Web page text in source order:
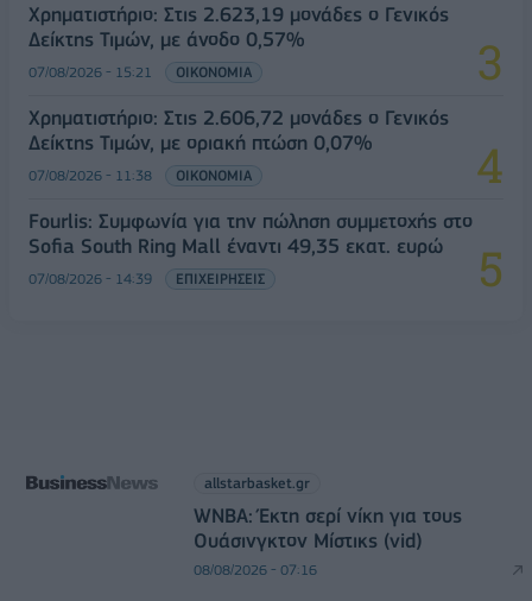
Χρηματιστήριο: Στις 2.623,19 μονάδες ο Γενικός
Δείκτης Τιμών, με άνοδο 0,57%
07/08/2026 - 15:21 ΟΙΚΟΝΟΜΙΑ
Χρηματιστήριο: Στις 2.606,72 μονάδες ο Γενικός
Δείκτης Τιμών, με οριακή πτώση 0,07%
07/08/2026 - 11:38 ΟΙΚΟΝΟΜΙΑ
Fourlis: Συμφωνία για την πώληση συμμετοχής στο
Sofia South Ring Mall έναντι 49,35 εκατ. ευρώ
07/08/2026 - 14:39 ΕΠΙΧΕΙΡΗΣΕΙΣ
allstarbasket.gr
WNBA: Έκτη σερί νίκη για τους
Ουάσινγκτον Μίστικς (vid)
08/08/2026 - 07:16